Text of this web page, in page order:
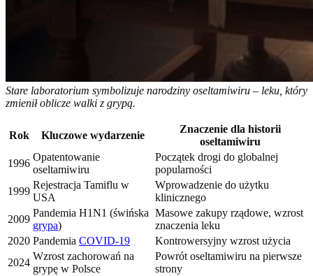
Stare laboratorium symbolizuje narodziny oseltamiwiru – leku, który
zmienił oblicze walki z grypą.
Rok Kluczowe wydarzenie
Znaczenie dla historii
oseltamiwiru
1996
Opatentowanie
oseltamiwiru
Początek drogi do globalnej
popularności
1999
Rejestracja Tamiflu w
USA
Wprowadzenie do użytku
klinicznego
2009
Pandemia H1N1 (świńska
grypa)
Masowe zakupy rządowe, wzrost
znaczenia leku
2020 Pandemia COVID-19
Kontrowersyjny wzrost użycia
2024
Wzrost zachorowań na
grypę w Polsce
Powrót oseltamiwiru na pierwsze
strony